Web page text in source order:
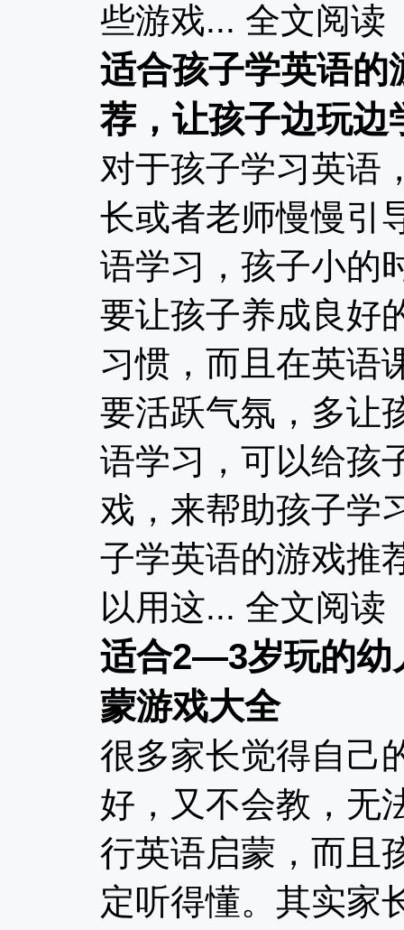
些游戏... 全文阅读
适合孩子学英语的
荐，让孩子边玩边
对于孩子学习英语
长或者老师慢慢引
语学习，孩子小的
要让孩子养成良好
习惯，而且在英语
要活跃气氛，多让
语学习，可以给孩
戏，来帮助孩子学
子学英语的游戏推
以用这... 全文阅读
适合2—3岁玩的幼
蒙游戏大全
很多家长觉得自己
好，又不会教，无
行英语启蒙，而且
定听得懂。其实家